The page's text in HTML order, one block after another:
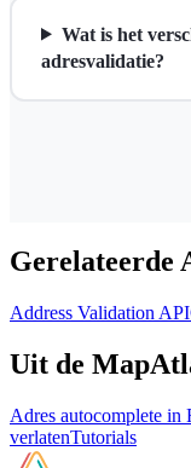
Wat is het
adresvalidatie?
Gerelateerde
Address Validation API
Uit de
Adres autocomplete in
verlatenTutorials